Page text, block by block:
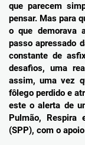
que parecem
pensar. Mas para
o que demorava
passo apressado
constante de
desafios, uma
assim, uma vez
fôlego perdido e
este o alerta de
Pulmão, Respira
(SPP), com o